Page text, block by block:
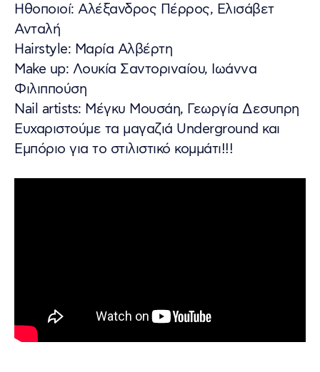
Ηθοποιοί: Αλέξανδρος Πέρρος, Ελισάβετ
Ανταλή
Hairstyle: Μαρία Αλβέρτη
Make up: Λουκία Σαντοριναίου, Ιωάννα
Φιλιππούση
Nail artists: Μέγκυ Μουσάη, Γεωργία Δεσυπρη
Ευχαριστούμε τα μαγαζιά Underground και
Εμπόριο για το στιλιστικό κομμάτι!!!